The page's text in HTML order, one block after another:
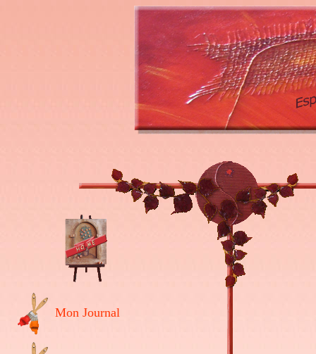
Mon Journal